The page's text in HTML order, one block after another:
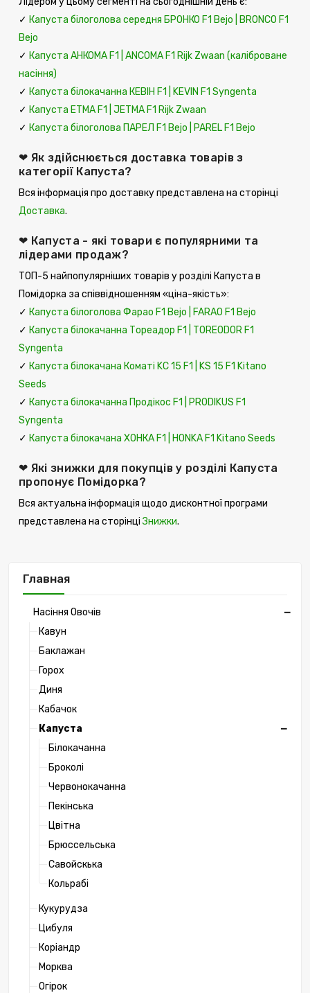
Главная
Насіння Овочів
Кавун
Баклажан
Горох
Диня
Кабачок
Капуста
Білокачанна
Броколі
Червонокачанна
Пекінська
Цвітна
Брюссельська
Савойскька
Кольрабі
Кукурудза
Цибуля
Коріандр
Морква
Огірок
✓ Капуста білоголова середня БРОНКО F1 Bejo | BRONCO F1
Bejo
✓ Капуста АНКОМА F1 | ANCOMA F1 Rijk Zwaan (каліброване
насіння)
✓ Капуста білокачанна КЕВІН F1 | KEVIN F1 Syngenta
✓ Капуста ЕТМА F1 | JETMA F1 Rijk Zwaan
✓ Капуста білоголова ПАРЕЛ F1 Bejo | PAREL F1 Bejo
❤ Як здійснюється доставка товарів з
категорії Капуста?
Вся інформація про доставку представлена ​​на сторінці
Доставка.
❤ Капуста - які товари є популярними та
лідерами продаж?
ТОП-5 найпопулярніших товарів у розділі Капуста в
Помідорка за співвідношенням «ціна-якість»:
✓ Капуста білоголова Фарао F1 Bejo | FARAO F1 Bejo
✓ Капуста білокачанна Тореадор F1 | TOREODOR F1
Syngenta
✓ Капуста білокачана Коматі KС 15 F1 | KS 15 F1 Kitano
Seeds
✓ Капуста білокачанна Продікос F1 | PRODIKUS F1
Syngenta
✓ Капуста білокачана ХОНКА F1 | HONKA F1 Kitano Seeds
❤ Які знижки для покупців у розділі Капуста
пропонує Помідорка?
Вся актуальна інформація щодо дисконтної програми
представлена ​​на сторінціЗнижки.